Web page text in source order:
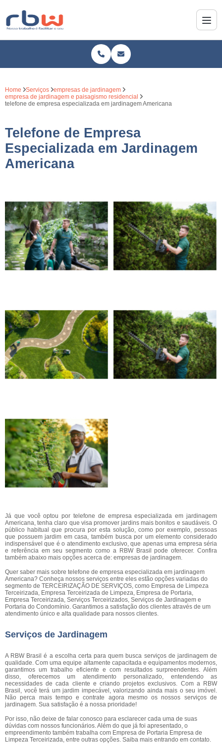
Home Serviços
empresas de jardinagem
empresa de jardinagem e paisagismo residencial
telefone de empresa especializada em jardinagem Americana
Telefone de Empresa
Especializada em Jardinagem
Americana
Já que você optou por telefone de empresa especializada em jardinagem
Americana, tenha claro que visa promover jardins mais bonitos e saudáveis. O
público habitual que procura por esta solução, como por exemplo, pessoas
que possuem jardim em casa, também busca por um elemento considerado
indispensável que é o atendimento exclusivo, que apenas uma empresa séria
e referência em seu segmento como a RBW Brasil pode oferecer. Confira
também abaixo mais opções acerca de: empresas de jardinagem.
Quer saber mais sobre telefone de empresa especializada em jardinagem
Americana? Conheça nossos serviços entre eles estão opções variadas do
segmento de TERCEIRIZAÇÃO DE SERVIÇOS, como Empresa de Limpeza
Terceirizada, Empresa Terceirizada de Limpeza, Empresa de Portaria,
Empresa Terceirizada, Serviços Terceirizados, Serviços de Jardinagem e
Portaria do Condomínio. Garantimos a satisfação dos clientes através de um
atendimento único e alta qualidade para nossos clientes.
Serviços de Jardinagem
A RBW Brasil é a escolha certa para quem busca serviços de jardinagem de
qualidade. Com uma equipe altamente capacitada e equipamentos modernos,
garantimos um trabalho eficiente e com resultados surpreendentes. Além
disso, oferecemos um atendimento personalizado, entendendo as
necessidades de cada cliente e criando projetos exclusivos. Com a RBW
Brasil, você terá um jardim impecável, valorizando ainda mais o seu imóvel.
Não perca mais tempo e contrate agora mesmo os nossos serviços de
jardinagem. Sua satisfação é a nossa prioridade!
Por isso, não deixe de falar conosco para esclarecer cada uma de suas
dúvidas com nossos funcionários. Além do que já foi apresentado, o
empreendimento também trabalha com Empresa de Portaria Empresa de
Limpeza Terceirizada, entre outras opções. Saiba mais entrando em contato.